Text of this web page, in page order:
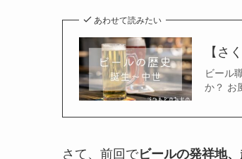
あわせて読みたい
【さ
ビール
か？ お
さて、前回でビールの発祥地